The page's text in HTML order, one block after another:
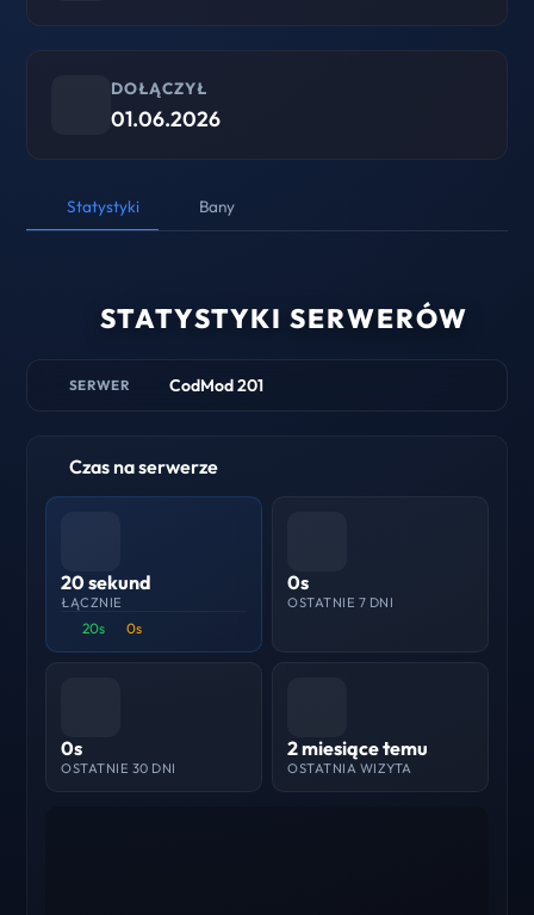
DOŁĄCZYŁ
01.06.2026
Statystyki Bany
STATYSTYKI SERWERÓW
SERWER CodMod 201
Czas na serwerze
20 sekund
ŁĄCZNIE
20s 0s
0s
OSTATNIE 7 DNI
0s
OSTATNIE 30 DNI
2 miesiące temu
OSTATNIA WIZYTA